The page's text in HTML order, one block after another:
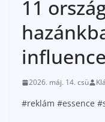
11
2026. máj. 14. csü
#reklám #essence